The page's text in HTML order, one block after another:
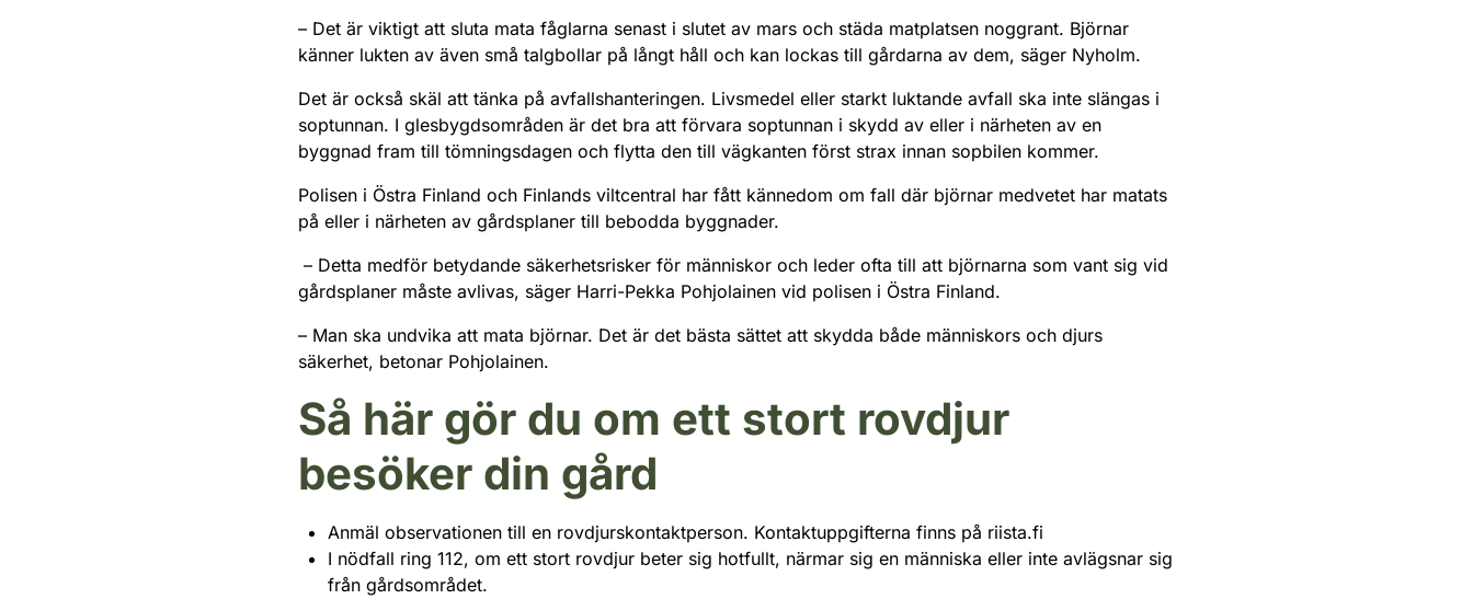
– Det är viktigt att sluta mata fåglarna senast i slutet av mars och städa matplatsen noggrant. Björnar
känner lukten av även små talgbollar på långt håll och kan lockas till gårdarna av dem, säger Nyholm.
Det är också skäl att tänka på avfallshanteringen. Livsmedel eller starkt luktande avfall ska inte slängas i
soptunnan. I glesbygdsområden är det bra att förvara soptunnan i skydd av eller i närheten av en
byggnad fram till tömningsdagen och flytta den till vägkanten först strax innan sopbilen kommer.
Polisen i Östra Finland och Finlands viltcentral har fått kännedom om fall där björnar medvetet har matats
på eller i närheten av gårdsplaner till bebodda byggnader.
– Detta medför betydande säkerhetsrisker för människor och leder ofta till att björnarna som vant sig vid
gårdsplaner måste avlivas, säger Harri-Pekka Pohjolainen vid polisen i Östra Finland.
– Man ska undvika att mata björnar. Det är det bästa sättet att skydda både människors och djurs
säkerhet, betonar Pohjolainen.
Så här gör du om ett stort rovdjur
besöker din gård
Anmäl observationen till en rovdjurskontaktperson. Kontaktuppgifterna finns på riista.fi
I nödfall ring 112, om ett stort rovdjur beter sig hotfullt, närmar sig en människa eller inte avlägsnar sig
från gårdsområdet.